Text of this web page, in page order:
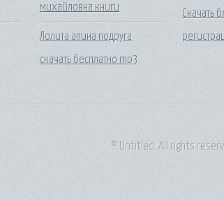
михайловна книги
Лолита апина подруга
скачать бесплатно mp3
Скачать
© Untitled. All rights